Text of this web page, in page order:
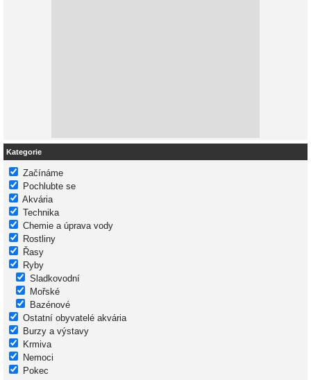
Kategorie
Začínáme
Pochlubte se
Akvária
Technika
Chemie a úprava vody
Rostliny
Řasy
Ryby
Sladkovodní
Mořské
Bazénové
Ostatní obyvatelé akvária
Burzy a výstavy
Krmiva
Nemoci
Pokec